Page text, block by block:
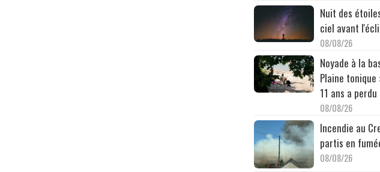
Nuit des
ciel avant
08/08/26
Noyade à la
Plaine tonique
11 ans a
08/08/26
Incendie au
partis en
08/08/26